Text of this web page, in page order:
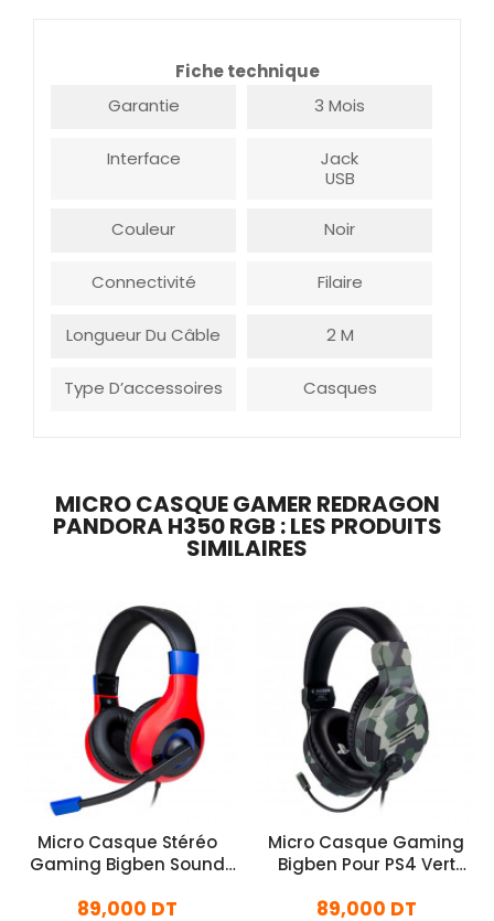
Fiche technique
Garantie
3 Mois
Interface
Jack
USB
Couleur Noir
Connectivité Filaire
Longueur Du Câble 2 M
Type D’accessoires Casques
MICRO CASQUE GAMER REDRAGON
PANDORA H350 RGB : LES PRODUITS
SIMILAIRES
Micro Casque Stéréo
Gaming Bigben Sound
Rouge
89,000 DT
Micro Casque Gaming
Bigben Pour PS4 Vert
89,000 DT